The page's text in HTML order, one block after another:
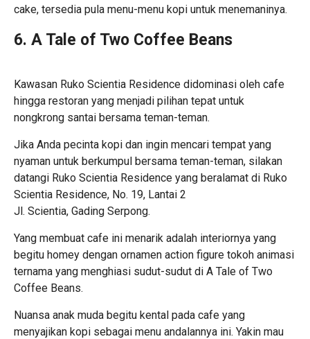
cake, tersedia pula menu-menu kopi untuk menemaninya.
6. A Tale of Two Coffee Beans
Kawasan Ruko Scientia Residence didominasi oleh cafe
hingga restoran yang menjadi pilihan tepat untuk
nongkrong santai bersama teman-teman.
Jika Anda pecinta kopi dan ingin mencari tempat yang
nyaman untuk berkumpul bersama teman-teman, silakan
datangi Ruko Scientia Residence yang beralamat di Ruko
Scientia Residence, No. 19, Lantai 2
Jl. Scientia, Gading Serpong.
Yang membuat cafe ini menarik adalah interiornya yang
begitu homey dengan ornamen action figure tokoh animasi
ternama yang menghiasi sudut-sudut di A Tale of Two
Coffee Beans.
Nuansa anak muda begitu kental pada cafe yang
menyajikan kopi sebagai menu andalannya ini. Yakin mau